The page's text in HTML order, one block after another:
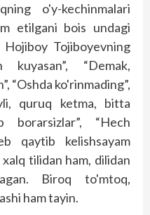
o'y-kechinmalari
etilgani bois undagi
Tojiboyevning
“Demak,
“Oshda ko'rinmading”,
quruq ketma, bitta
borarsizlar”, “Hech
qaytib kelishsayam
tilidan ham, dilidan
Biroq to'mtoq,
ham tayin.